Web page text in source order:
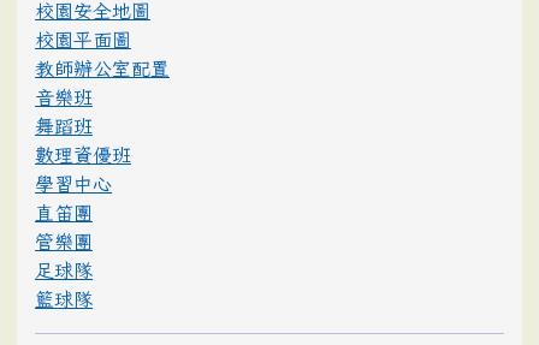
校園安全地圖
校園平面圖
教師辦公室配置
音樂班
舞蹈班
數理資優班
學習中心
直笛團
管樂團
足球隊
籃球隊